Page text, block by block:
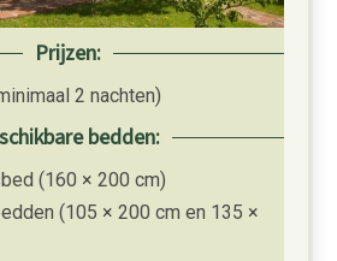
Prijzen:
2 nachten)
bedden:
(160 × 200 cm)
(105 × 200 cm en 135 ×